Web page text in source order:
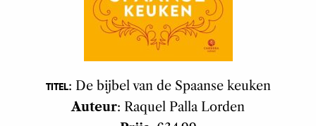
TITEL: De bijbel van de Spaanse keuken
Auteur: Raquel Palla Lorden